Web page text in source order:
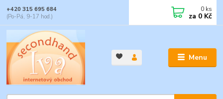
Menu
+420 315 695 684
(Po-Pá, 9-17 hod.)
0 ks
za 0 Kč